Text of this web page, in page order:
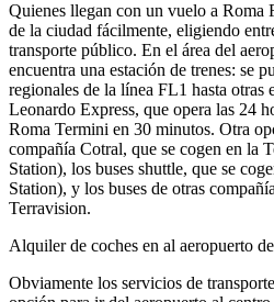
Quienes llegan con un vuelo a Roma
de la ciudad fácilmente, eligiendo
transporte público. En el área del
encuentra una estación de trenes: se
regionales de la línea FL1 hasta otras
Leonardo Express, que opera las 24
Roma Termini en 30 minutos. Otra
compañía Cotral, que se cogen en la
Station), los buses shuttle, que se
Station), y los buses de otras
Terravision.
Alquiler de coches en al aeropuerto
Obviamente los servicios de